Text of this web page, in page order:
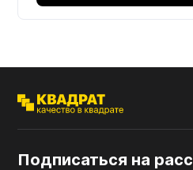
Подписаться на